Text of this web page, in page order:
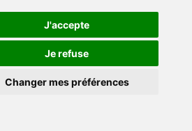
J'accepte
Je refuse
Changer mes préférences